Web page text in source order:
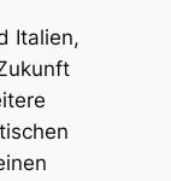
Italien,